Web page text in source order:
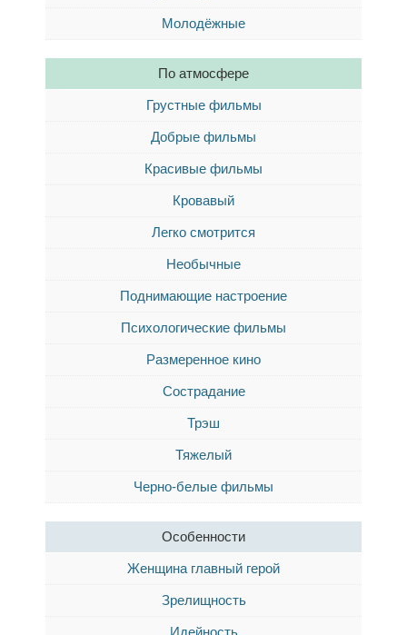
Молодёжные
По атмосфере
Грустные фильмы
Добрые фильмы
Красивые фильмы
Кровавый
Легко смотрится
Необычные
Поднимающие настроение
Психологические фильмы
Размеренное кино
Сострадание
Трэш
Тяжелый
Черно-белые фильмы
Особенности
Женщина главный герой
Зрелищность
Идейность